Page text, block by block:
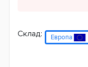
Склад: Европа